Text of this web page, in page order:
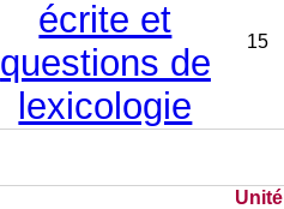
écrite et
questions de
lexicologie
15